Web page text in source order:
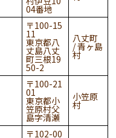
04番地
100-15
11
東京都八
丈島八丈
町三根19
50-2
八丈町
青ヶ島
村
100-21
01
東京都小
笠原村父
島字清瀬
小笠原
村
102-00